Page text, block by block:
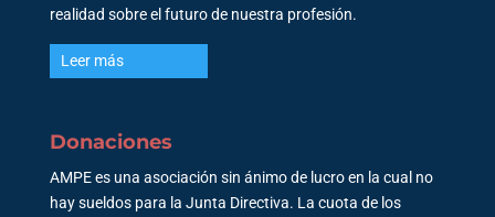
realidad sobre el futuro de nuestra profesión.
Leer más
Donaciones
AMPE es una asociación sin ánimo de lucro en la cual no
hay sueldos para la Junta Directiva. La cuota de los